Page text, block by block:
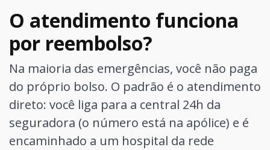
O atendimento funciona
por reembolso?
Na maioria das emergências, você não paga
do próprio bolso. O padrão é o atendimento
direto: você liga para a central 24h da
seguradora (o número está na apólice) e é
encaminhado a um hospital da rede